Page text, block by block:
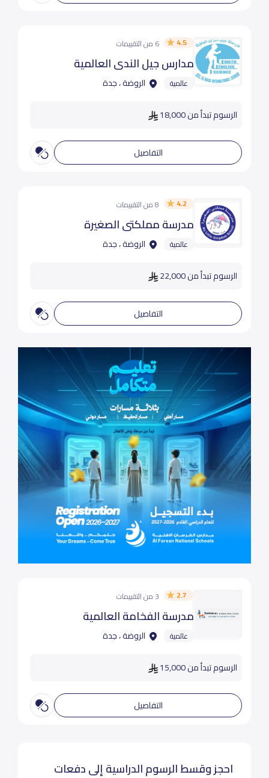
4.5 6 من التقييمات
مدارس جيل الندى العالمية
عالمية الروضة ، جدة
الرسوم تبدأ من 18,000
التفاصيل
4.2 8 من التقييمات
مدرسة مملكتى الصغيرة
عالمية الروضة ، جدة
الرسوم تبدأ من 22,000
التفاصيل
2.7 3 من التقييمات
مدرسة الفخامة العالمية
عالمية الروضة ، جدة
الرسوم تبدأ من 15,000
التفاصيل
احجز وقسط الرسوم الدراسية إلى دفعات